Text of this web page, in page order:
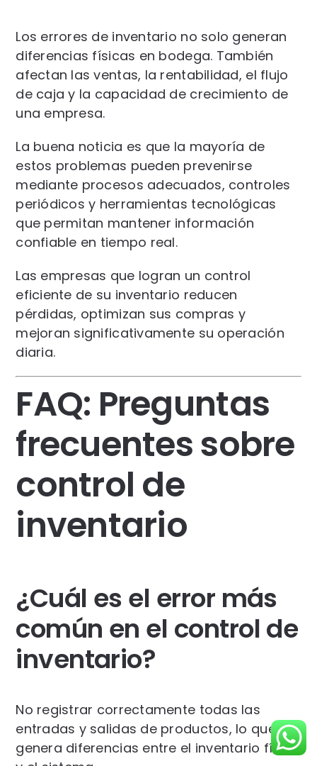
Los errores de inventario no solo generan
diferencias físicas en bodega. También
afectan las ventas, la rentabilidad, el flujo
de caja y la capacidad de crecimiento de
una empresa.
La buena noticia es que la mayoría de
estos problemas pueden prevenirse
mediante procesos adecuados, controles
periódicos y herramientas tecnológicas
que permitan mantener información
confiable en tiempo real.
Las empresas que logran un control
eficiente de su inventario reducen
pérdidas, optimizan sus compras y
mejoran significativamente su operación
diaria.
FAQ: Preguntas
frecuentes sobre
control de
inventario
¿Cuál es el error más
común en el control de
inventario?
No registrar correctamente todas las
entradas y salidas de productos, lo que
genera diferencias entre el inventario físico